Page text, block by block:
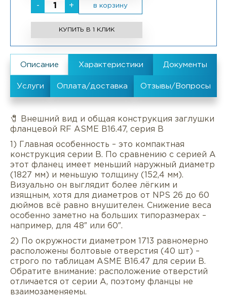
- + в корзину
КУПИТЬ В 1 КЛИК
Описание Характеристики
Услуги Оплата/доставка
🧷 Внешний вид и общая конструкция заглушки
фланцевой RF ASME B16.47, серия B
1) Главная особенность – это компактная
конструкция серии B. По сравнению с серией A
этот фланец имеет меньший наружный диаметр
(1827 мм) и меньшую толщину (152,4 мм).
Визуально он выглядит более лёгким и
изящным, хотя для диаметров от NPS 26 до 60
дюймов всё равно внушителен. Снижение веса
особенно заметно на больших типоразмерах –
например, для 48″ или 60″.
2) По окружности диаметром 1713 равномерно
расположены болтовые отверстия (40 шт) –
строго по таблицам ASME B16.47 для серии B.
Обратите внимание: расположение отверстий
отличается от серии A, поэтому фланцы не
взаимозаменяемы.